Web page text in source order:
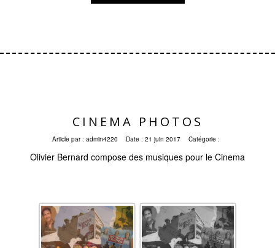
CINEMA PHOTOS
Article par : admin4220 Date : 21 juin 2017 Catégorie :
Olivier Bernard compose des musiques pour le Cinema